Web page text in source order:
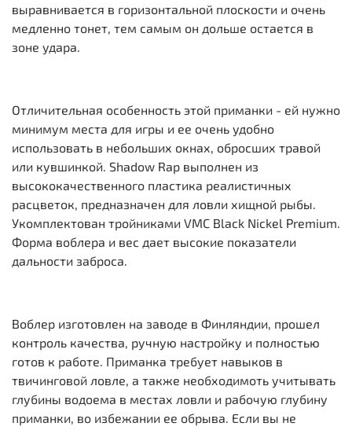
выравнивается в горизонтальной плоскости и очень
медленно тонет, тем самым он дольше остается в
зоне удара.
Отличительная особенность этой приманки - ей нужно
минимум места для игры и ее очень удобно
использовать в небольших окнах, обросших травой
или кувшинкой. Shadow Rap выполнен из
высококачественного пластика реалистичных
расцветок, предназначен для ловли хищной рыбы.
Укомплектован тройниками VMC Black Nickel Premium.
Форма воблера и вес дает высокие показатели
дальности заброса.
Воблер изготовлен на заводе в Финляндии, прошел
контроль качества, ручную настройку и полностью
готов к работе. Приманка требует навыков в
твичинговой ловле, а также необходимоть учитывать
глубины водоема в местах ловли и рабочую глубину
приманки, во избежании ее обрыва. Если вы не